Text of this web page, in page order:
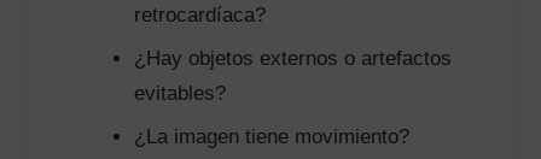
retrocardíaca?
¿Hay objetos externos o artefactos
evitables?
¿La imagen tiene movimiento?